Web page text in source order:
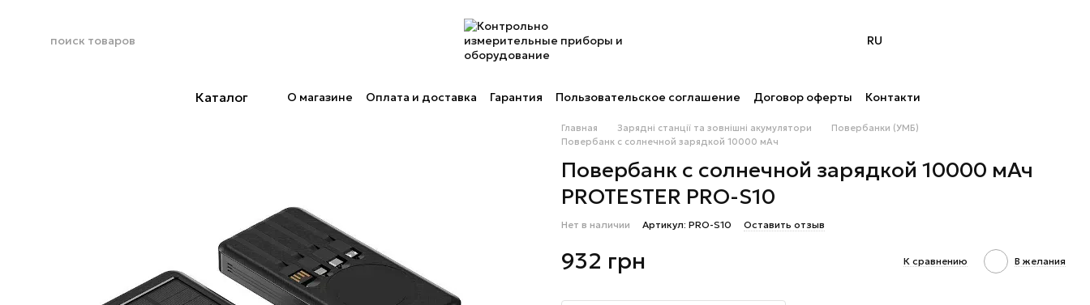
RU
Каталог О магазине Оплата и доставка Гарантия Пользовательское соглашение Договор оферты Контакти
Главная Зарядні станції та зовнішні акумулятори
Повербанки (УМБ)
Повербанк с солнечной зарядкой 10000 мАч
Повербанк с солнечной зарядкой 10000 мАч
PROTESTER PRO-S10
Нет в наличии Артикул: PRO-S10 Оставить отзыв
932 грн К сравнению В желания